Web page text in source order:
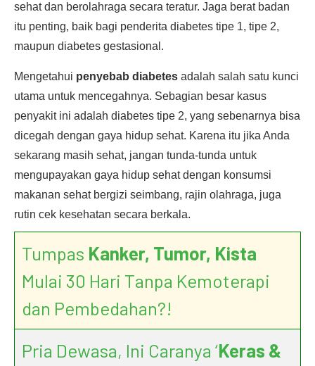
sehat dan berolahraga secara teratur. Jaga berat badan
itu penting, baik bagi penderita diabetes tipe 1, tipe 2,
maupun diabetes gestasional.
Mengetahui penyebab diabetes adalah salah satu kunci
utama untuk mencegahnya. Sebagian besar kasus
penyakit ini adalah diabetes tipe 2, yang sebenarnya bisa
dicegah dengan gaya hidup sehat. Karena itu jika Anda
sekarang masih sehat, jangan tunda-tunda untuk
mengupayakan gaya hidup sehat dengan konsumsi
makanan sehat bergizi seimbang, rajin olahraga, juga
rutin cek kesehatan secara berkala.
Tumpas Kanker, Tumor, Kista
Mulai 30 Hari Tanpa Kemoterapi
dan Pembedahan?!
Pria Dewasa, Ini Caranya ‘Keras &